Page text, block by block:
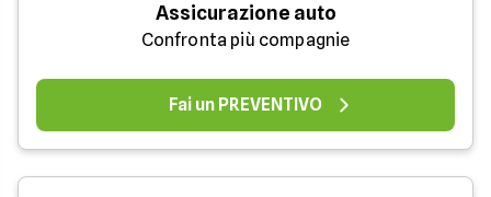
Assicurazione auto
Confronta più compagnie
Fai un PREVENTIVO